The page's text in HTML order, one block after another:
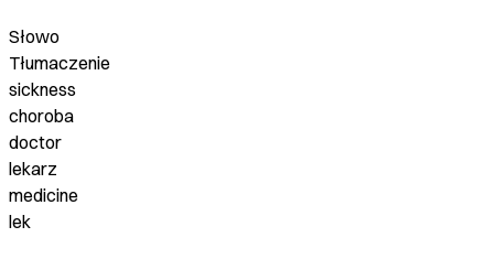
Słowo
Tłumaczenie
sickness
choroba
doctor
lekarz
medicine
lek